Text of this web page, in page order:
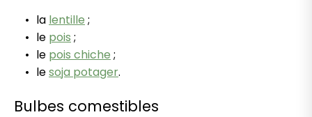
la lentille ;
le pois ;
le pois chiche ;
lesoja potager.
Bulbes comestibles